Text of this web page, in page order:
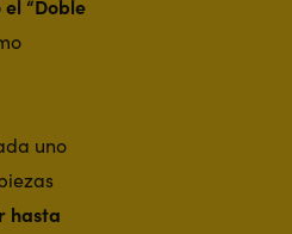
“Doble
uno
hasta